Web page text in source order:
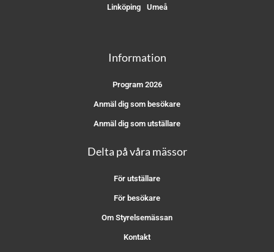
Linköping Umeå
Information
Program 2026
Anmäl dig som besökare
Anmäl dig som utställare
Delta på våra mässor
För utställare
För besökare
Om Styrelsemässan
Kontakt